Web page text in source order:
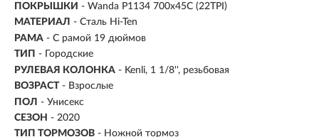
ПОКРЫШКИ - Wanda P1134 700x45C (22TPI)
МАТЕРИАЛ - Сталь Hi-Ten
РАМА - С рамой 19 дюймов
ТИП -
Городские
РУЛЕВАЯ КОЛОНКА - Kenli, 1 1/8'', резьбовая
ВОЗРАСТ - Взрослые
ПОЛ - Унисекс
СЕЗОН - 2020
ТИП ТОРМОЗОВ - Ножной тормоз